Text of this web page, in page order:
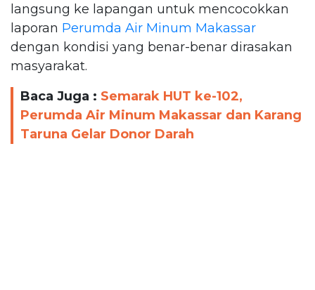
langsung ke lapangan untuk mencocokkan
laporan Perumda Air Minum Makassar
dengan kondisi yang benar-benar dirasakan
masyarakat.
Baca Juga : Semarak HUT ke-102,
Perumda Air Minum Makassar dan Karang
Taruna Gelar Donor Darah